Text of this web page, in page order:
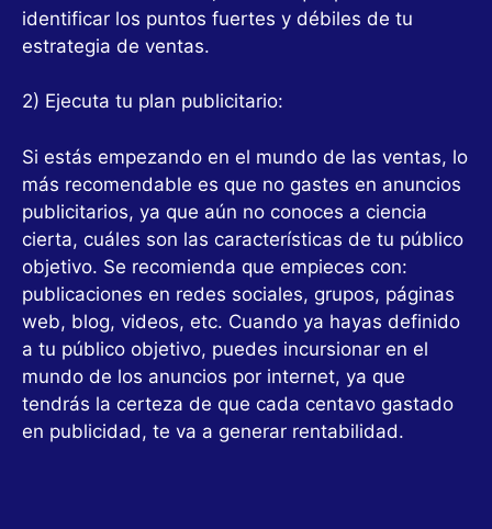
identificar los puntos fuertes y débiles de tu
estrategia de ventas.
2) Ejecuta tu plan publicitario:
Si estás empezando en el mundo de las ventas, lo
más recomendable es que no gastes en anuncios
publicitarios, ya que aún no conoces a ciencia
cierta, cuáles son las características de tu público
objetivo. Se recomienda que empieces con:
publicaciones en redes sociales, grupos, páginas
web, blog, videos, etc. Cuando ya hayas definido
a tu público objetivo, puedes incursionar en el
mundo de los anuncios por internet, ya que
tendrás la certeza de que cada centavo gastado
en publicidad, te va a generar rentabilidad.